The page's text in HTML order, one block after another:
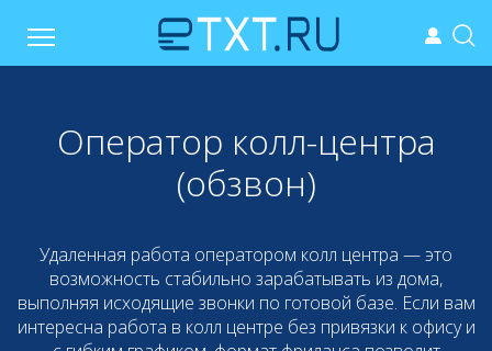
Оператор колл-центра
(обзвон)
Удаленная работа оператором колл центра — это
возможность стабильно зарабатывать из дома,
выполняя исходящие звонки по готовой базе. Если вам
интересна работа в колл центре без привязки к офису и